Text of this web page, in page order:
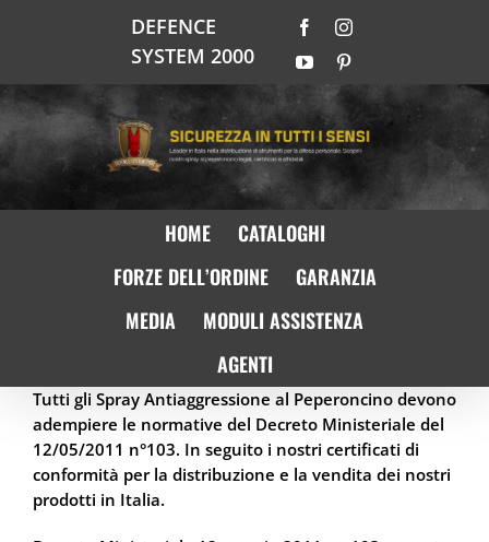
DEFENCE
SYSTEM 2000
FacebookInstagram
YouTubePinterest
HOME
CATALOGHI
FORZE DELL’ORDINE
GARANZIA
MEDIA
MODULI ASSISTENZA
AGENTI
Tutti gli Spray Antiaggressione al Peperoncino devono
adempiere le normative del Decreto Ministeriale del
12/05/2011 n°103. In seguito i nostri certificati di
conformità per la distribuzione e la vendita dei nostri
prodotti in Italia.